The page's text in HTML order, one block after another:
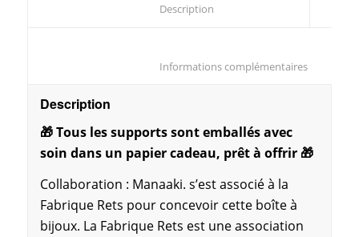
Informations
Description
🎁 Tous les supports sont emballés avec
soin dans un papier cadeau, prêt à offrir 🎁
Collaboration : Manaaki. s’est associé à la
Fabrique Rets pour concevoir cette boîte à
bijoux. La Fabrique Rets est une association